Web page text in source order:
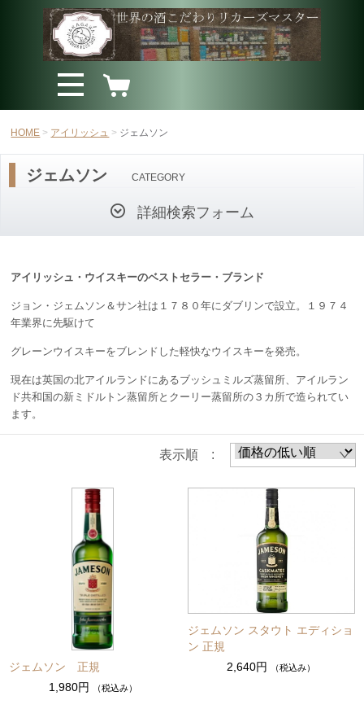
HOME アイリッシュ ジェムソン
ジェムソン CATEGORY
詳細検索フォーム
アイリッシュ・ウイスキーのベストセラー・ブランド
ジョン・ジェムソン＆サン社は１７８０年にダブリンで設立。１９７４
年業界に先駆けて
グレーンウイスキーをブレンドした軽快なウイスキーを発売。
現在は英国の北アイルランドにあるブッシュミルズ蒸留所、アイルラン
ド共和国の新ミドルトン蒸留所とクーリー蒸留所の３カ所で造られてい
ます。
表示順 :
ジェムソン 正規
1,980円
（税込み）
ジェムソン スタウト エディショ
ン 正規
2,640円
（税込み）